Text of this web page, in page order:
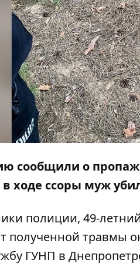
сообщили о
в ходе ссоры муж
полиции, 49-
полученной травмы
ГУНП в